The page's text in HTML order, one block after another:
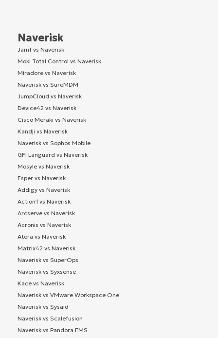
Naverisk
Jamf vs Naverisk
Moki Total Control vs Naverisk
Miradore vs Naverisk
Naverisk vs SureMDM
JumpCloud vs Naverisk
Device42 vs Naverisk
Cisco Meraki vs Naverisk
Kandji vs Naverisk
Naverisk vs Sophos Mobile
GFI Languard vs Naverisk
Mosyle vs Naverisk
Esper vs Naverisk
Addigy vs Naverisk
Action1 vs Naverisk
Arcserve vs Naverisk
Acronis vs Naverisk
Atera vs Naverisk
Matrix42 vs Naverisk
Naverisk vs SuperOps
Naverisk vs Syxsense
Kace vs Naverisk
Naverisk vs VMware Workspace One
Naverisk vs Sysaid
Naverisk vs Scalefusion
Naverisk vs Pandora FMS